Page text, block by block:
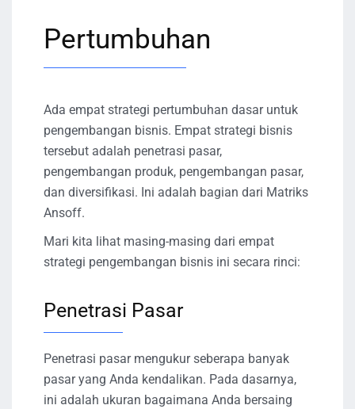
Pertumbuhan
Ada empat strategi pertumbuhan dasar untuk
pengembangan bisnis. Empat strategi bisnis
tersebut adalah penetrasi pasar,
pengembangan produk, pengembangan pasar,
dan diversifikasi. Ini adalah bagian dari Matriks
Ansoff.
Mari kita lihat masing-masing dari empat
strategi pengembangan bisnis ini secara rinci:
Penetrasi Pasar
Penetrasi pasar mengukur seberapa banyak
pasar yang Anda kendalikan. Pada dasarnya,
ini adalah ukuran bagaimana Anda bersaing